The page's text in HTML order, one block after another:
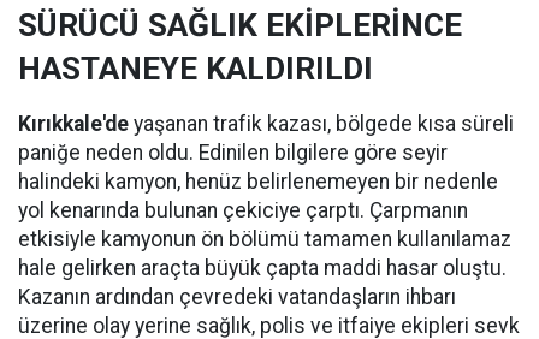
SÜRÜCÜ SAĞLIK EKİPLERİNCE
HASTANEYE KALDIRILDI
Kırıkkale'de yaşanan trafik kazası, bölgede kısa süreli
paniğe neden oldu. Edinilen bilgilere göre seyir
halindeki kamyon, henüz belirlenemeyen bir nedenle
yol kenarında bulunan çekiciye çarptı. Çarpmanın
etkisiyle kamyonun ön bölümü tamamen kullanılamaz
hale gelirken araçta büyük çapta maddi hasar oluştu.
Kazanın ardından çevredeki vatandaşların ihbarı
üzerine olay yerine sağlık, polis ve itfaiye ekipleri sevk